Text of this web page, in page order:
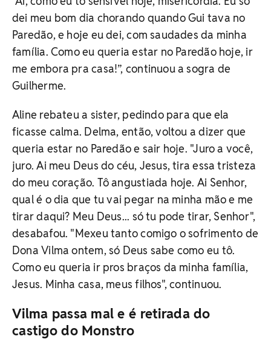
dei meu bom dia chorando quando Gui tava no
Paredão, e hoje eu dei, com saudades da minha
família. Como eu queria estar no Paredão hoje, ir
me embora pra casa!”, continuou a sogra de
Guilherme.
Aline rebateu a sister, pedindo para que ela
ficasse calma. Delma, então, voltou a dizer que
queria estar no Paredão e sair hoje. "Juro a você,
juro. Ai meu Deus do céu, Jesus, tira essa tristeza
do meu coração. Tô angustiada hoje. Ai Senhor,
qual é o dia que tu vai pegar na minha mão e me
tirar daqui? Meu Deus... só tu pode tirar, Senhor",
desabafou. "Mexeu tanto comigo o sofrimento de
Dona Vilma ontem, só Deus sabe como eu tô.
Como eu queria ir pros braços da minha família,
Jesus. Minha casa, meus filhos", continuou.
Vilma passa mal e é retirada do
castigo do Monstro